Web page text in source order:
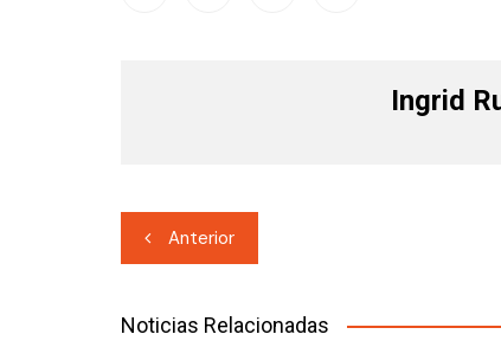
Ingrid
Navegación
de
entradas
Anterior
Noticias Relacionadas